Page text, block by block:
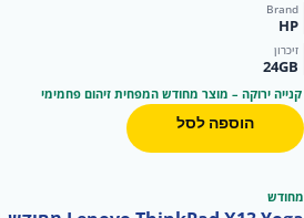
Brand
HP
זיכרון
24GB
קנייה ירוקה – מוצר מחודש המפחית זיהום פחמימי
הוספה לסל
מחודש